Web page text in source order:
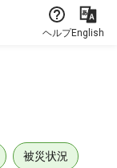
ヘルプEnglish
被災状況